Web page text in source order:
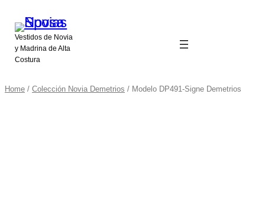
Vestidos de Novia
y Madrina de Alta
Costura
Home / Colección Novia Demetrios / Modelo DP491-Signe Demetrios